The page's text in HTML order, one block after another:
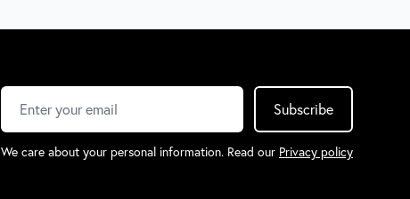
Subscribe
We care about your personal information. Read our Privacy policy